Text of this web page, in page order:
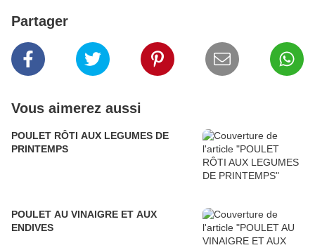
Partager
Vous aimerez aussi
POULET RÔTI AUX LEGUMES DE
PRINTEMPS
POULET AU VINAIGRE ET AUX
ENDIVES